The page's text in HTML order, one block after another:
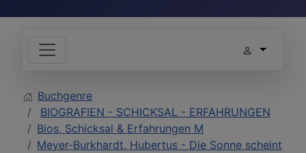
Buchgenre
BIOGRAFIEN - SCHICKSAL - ERFAHRUNGEN
Bios, Schicksal & Erfahrungen M
Meyer-Burkhardt, Hubertus - Die Sonne scheint